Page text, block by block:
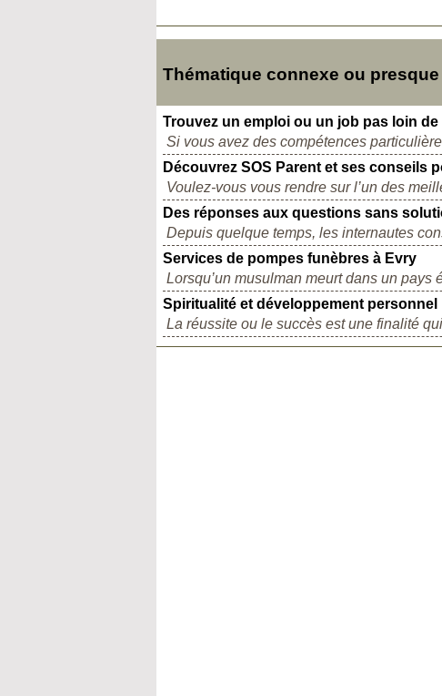
Thématique connexe ou
Trouvez un emploi ou un job pas loin de
Si vous avez des compétences
Découvrez SOS Parent et ses conseils
Voulez-vous vous rendre sur l’un des
Des réponses aux questions sans
Depuis quelque temps, les internautes
Services de pompes funèbres à Evry
Lorsqu’un musulman meurt dans un pays
Spiritualité et développement personnel
La réussite ou le succès est une finalité